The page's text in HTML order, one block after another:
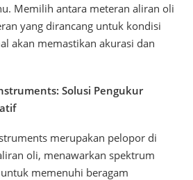
Memilih antara meteran aliran oli
yang dirancang untuk kondisi
akan memastikan akurasi dan
Solusi Pengukur
merupakan pelopor di
oli, menawarkan spektrum
memenuhi beragam